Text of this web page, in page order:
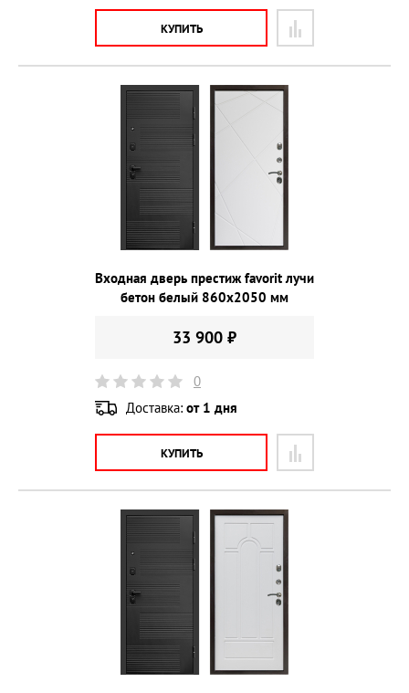
КУПИТЬ
Входная дверь престиж favorit лучи
бетон белый 860х2050 мм
33 900 ₽
0
Доставка: от 1 дня
КУПИТЬ